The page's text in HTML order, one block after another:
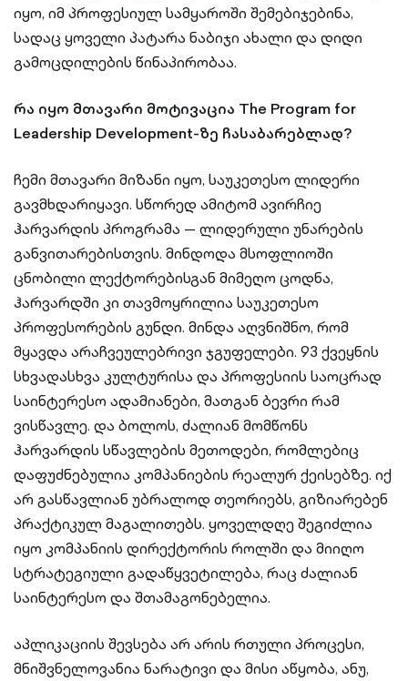
იყო, იმ პროფესიულ სამყაროში შემებიჯებინა,
სადაც ყოველი პატარა ნაბიჯი ახალი და დიდი
გამოცდილების წინაპირობაა.
რა იყო მთავარი მოტივაცია The Program for
Leadership Development-ზე ჩასაბარებლად?
ჩემი მთავარი მიზანი იყო, საუკეთესო ლიდერი
გავმხდარიყავი. სწორედ ამიტომ ავირჩიე
ჰარვარდის პროგრამა — ლიდერული უნარების
განვითარებისთვის. მინდოდა მსოფლიოში
ცნობილი ლექტორებისგან მიმეღო ცოდნა,
ჰარვარდში კი თავმოყრილია საუკეთესო
პროფესორების გუნდი. მინდა აღვნიშნო, რომ
მყავდა არაჩვეულებრივი ჯგუფელები. 93 ქვეყნის
სხვადასხვა კულტურისა და პროფესიის საოცრად
საინტერესო ადამიანები, მათგან ბევრი რამ
ვისწავლე. და ბოლოს, ძალიან მომწონს
ჰარვარდის სწავლების მეთოდები, რომლებიც
დაფუძნებულია კომპანიების რეალურ ქეისებზე. იქ
არ გასწავლიან უბრალოდ თეორიებს, გიზიარებენ
პრაქტიკულ მაგალითებს. ყოველდღე შეგიძლია
იყო კომპანიის დირექტორის როლში და მიიღო
სტრატეგიული გადაწყვეტილება, რაც ძალიან
საინტერესო და შთამაგონებელია.
აპლიკაციის შევსება არ არის რთული პროცესი,
მნიშვნელოვანია ნარატივი და მისი აწყობა, ანუ,